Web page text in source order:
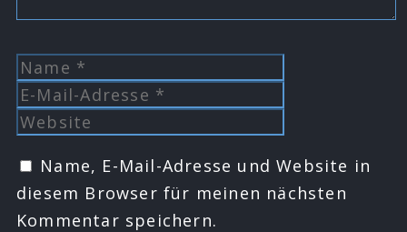
Name
Name, E-Mail-Adresse und Website in
diesem Browser für meinen nächsten
Kommentar speichern.